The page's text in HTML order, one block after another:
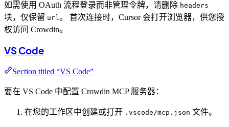
如需使用 OAuth 流程登录而非管理令牌，请删除 headers
块，仅保留 url。 首次连接时，Cursor 会打开浏览器，供您授
权访问 Crowdin。
VS Code
Section titled “VS Code”
要在 VS Code 中配置 Crowdin MCP 服务器：
在您的工作区中创建或打开 .vscode/mcp.json 文件。